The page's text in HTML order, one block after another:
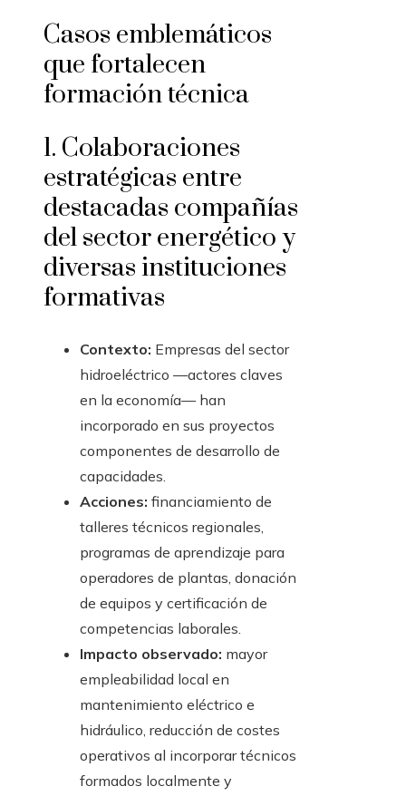
Casos emblemáticos
que fortalecen
formación técnica
1. Colaboraciones
estratégicas entre
destacadas compañías
del sector energético y
diversas instituciones
formativas
Contexto: Empresas del sector
hidroeléctrico —actores claves
en la economía— han
incorporado en sus proyectos
componentes de desarrollo de
capacidades.
Acciones: financiamiento de
talleres técnicos regionales,
programas de aprendizaje para
operadores de plantas, donación
de equipos y certificación de
competencias laborales.
Impacto observado: mayor
empleabilidad local en
mantenimiento eléctrico e
hidráulico, reducción de costes
operativos al incorporar técnicos
formados localmente y